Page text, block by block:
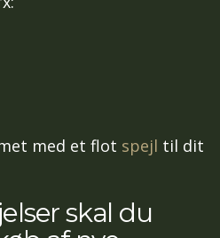
med et flot spejl til dit
skal du